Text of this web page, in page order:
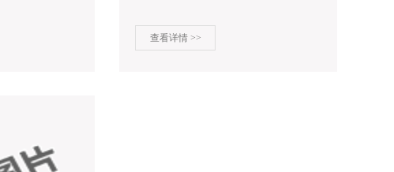
可获得快慢等多种
纵向运动，因其丝杠传动，再加上变速箱的作
用。可获得快慢等多种运行速度。...
查看详情 >>